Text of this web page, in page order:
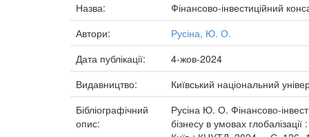
Назва:
Фінансово-інвестиційний
Автори:
Русіна, Ю. О.
Дата публікації:
4-жов-2024
Видавництво:
Київський національний
Бібліографічний
опис:
Русіна Ю. О. Фінансово-
бізнесу в умовах